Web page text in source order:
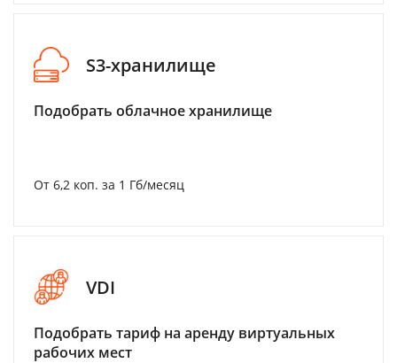
S3-хранилище
Подобрать облачное хранилище
От 6,2 коп. за 1 Гб/месяц
VDI
Подобрать тариф на аренду виртуальных
рабочих мест